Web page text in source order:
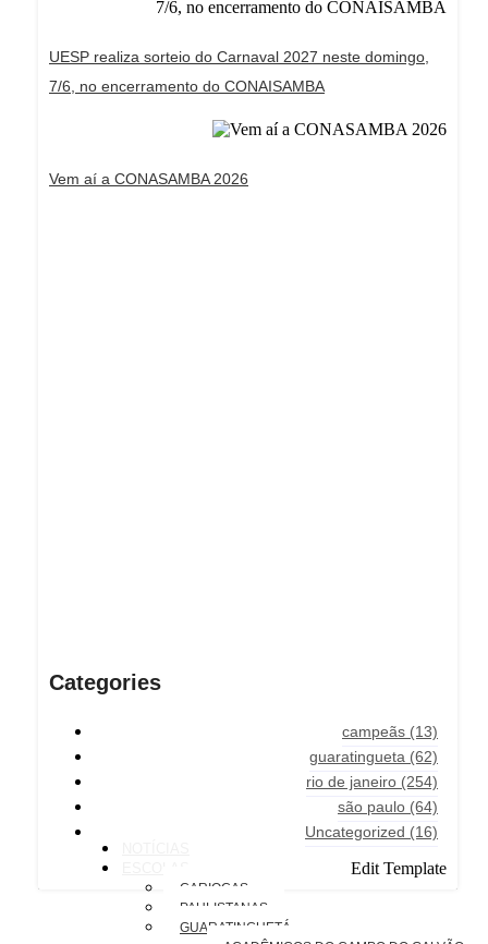
UESP realiza sorteio do Carnaval 2027 neste domingo,
7/6, no encerramento do CONAISAMBA
Vem aí a CONASAMBA 2026
Categories
campeãs (13)
guaratingueta (62)
rio de janeiro (254)
são paulo (64)
Uncategorized (16)
Edit Template
CARIOCAS
PAULISTANAS
GUARATINGUETÁ